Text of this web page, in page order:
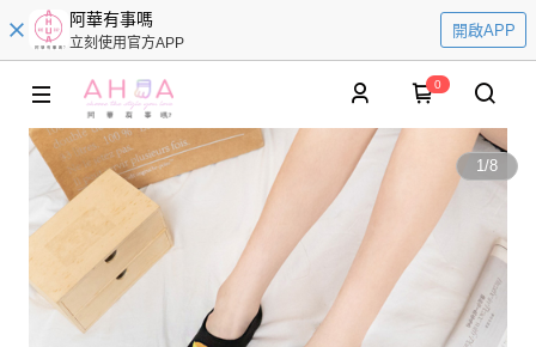
阿華有事嗎
立刻使用官方APP
開啟APP
0
1/8